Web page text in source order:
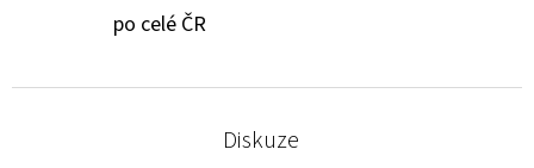
po celé ČR
Diskuze